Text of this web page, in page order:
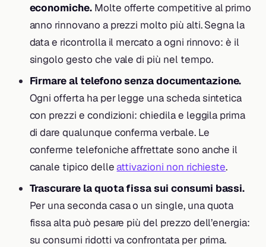
economiche.Molte offerte competitive al primo
anno rinnovano a prezzi molto più alti. Segna la
data e ricontrolla il mercato a ogni rinnovo: è il
singolo gesto che vale di più nel tempo.
Firmare al telefono senza documentazione.
Ogni offerta ha per legge una scheda sintetica
con prezzi e condizioni: chiedila e leggila prima
di dare qualunque conferma verbale. Le
conferme telefoniche affrettate sono anche il
canale tipico delleattivazioni non richieste.
Trascurare la quota fissa sui consumi bassi.
Per una seconda casa o un single, una quota
fissa alta può pesare più del prezzo dell’energia:
su consumi ridotti va confrontata per prima.